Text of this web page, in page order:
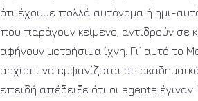
ότι έχουμε πολλά αυτόνομα ή ημι-
που παράγουν κείμενο, αντιδρούν σε
αφήνουν μετρήσιμα ίχνη. Γι’ αυτό το
αρχίσει να εμφανίζεται σε
επειδή απέδειξε ότι οι agents έγιναν